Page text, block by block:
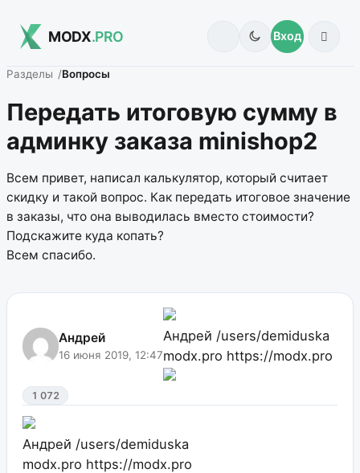
MODX.PRO Вход
Разделы Вопросы
Передать итоговую сумму в
админку заказа minishop2
Всем привет, написал калькулятор, который считает
скидку и такой вопрос. Как передать итоговое значение
в заказы, что она выводилась вместо стоимости?
Подскажите куда копать?
Всем спасибо.
Андрей
16 июня 2019, 12:47
Андрей /users/demiduska
modx.pro https://modx.pro
1 072
Андрей /users/demiduska
modx.pro https://modx.pro